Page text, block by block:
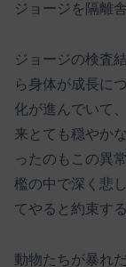
ジョージを隔離
ジョージの検査
ら身体が成長に
化が進んでいて
来とても穏やか
ったのもこの異
檻の中で深く悲
てやると約束する
動物たちが暴れ